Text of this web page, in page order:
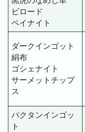
ビロード
ペイナイト
ダークインゴット
絹布
ゴシェナイト
サーメットチップ
ス
パクタンインゴッ
ト